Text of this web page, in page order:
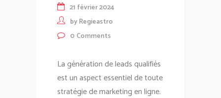
21 février 2024
byRegieastro
0 Comments
La génération de leads qualifiés
est un aspect essentiel de toute
stratégie de marketing en ligne.